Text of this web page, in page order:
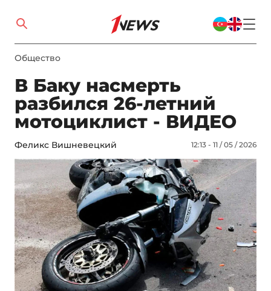
Общество
В Баку насмерть
разбился 26-летний
мотоциклист - ВИДЕО
Феликс Вишневецкий 12:13 - 11 / 05 / 2026